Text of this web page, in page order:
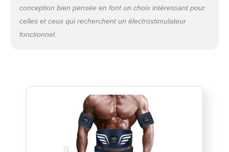
mais aussi d'un appareil de massage hautement
Electrostimulation De Haute Qualité】La
entraînement abdominal EMS de 118 cm de
Matériau Acrylique amélioré, doux et
confortable, résistant à la saleté et à l'eau,
n'étrangle pas le corps. Convient aux femmes
au foyer, aux sportifs, aux employés et à la
plupart des autres personnes
conception bien pensée en font un choix intéressant pour
celles et ceux qui recherchent un électrostimulateur
fonctionnel.